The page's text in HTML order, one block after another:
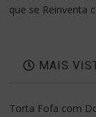
que se Reinventa
MAIS
Torta Fofa com